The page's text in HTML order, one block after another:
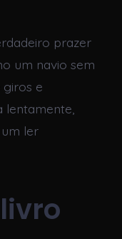
prazer
um navio sem
e
ler